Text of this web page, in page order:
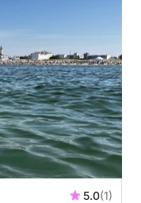
5.0(1)